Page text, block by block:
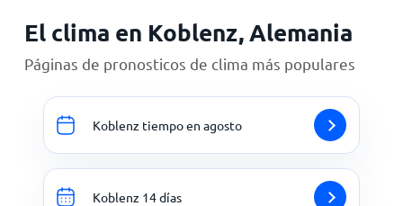
El clima en Koblenz, Alemania
Páginas de pronosticos de clima más populares
Koblenz tiempo en agosto
Koblenz 14 días